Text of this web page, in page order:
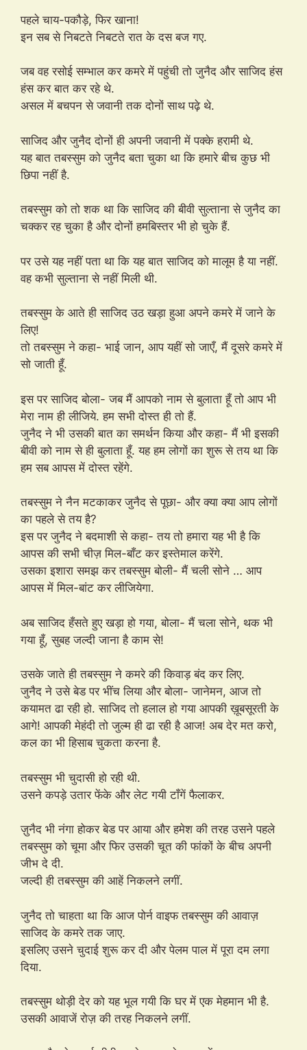
पहले चाय-पकौड़े, फिर खाना!
इन सब से निबटते निबटते रात के दस बज गए.
जब वह रसोई सम्भाल कर कमरे में पहुंची तो जुनैद और साजिद हंस
हंस कर बात कर रहे थे.
असल में बचपन से जवानी तक दोनों साथ पढ़े थे.
साजिद और जुनैद दोनों ही अपनी जवानी में पक्के हरामी थे.
यह बात तबस्सुम को जुनैद बता चुका था कि हमारे बीच कुछ भी
छिपा नहीं है.
तबस्सुम को तो शक था कि साजिद की बीवी सुल्ताना से जुनैद का
चक्कर रह चुका है और दोनों हमबिस्तर भी हो चुके हैं.
पर उसे यह नहीं पता था कि यह बात साजिद को मालूम है या नहीं.
वह कभी सुल्ताना से नहीं मिली थी.
तबस्सुम के आते ही साजिद उठ खड़ा हुआ अपने कमरे में जाने के
लिए!
तो तबस्सुम ने कहा- भाई जान, आप यहीं सो जाएँ, मैं दूसरे कमरे में
सो जाती हूँ.
इस पर साजिद बोला- जब मैं आपको नाम से बुलाता हूँ तो आप भी
मेरा नाम ही लीजिये. हम सभी दोस्त ही तो हैं.
जुनैद ने भी उसकी बात का समर्थन किया और कहा- मैं भी इसकी
बीवी को नाम से ही बुलाता हूँ. यह हम लोगों का शुरू से तय था कि
हम सब आपस में दोस्त रहेंगे.
तबस्सुम ने नैन मटकाकर जुनैद से पूछा- और क्या क्या आप लोगों
का पहले से तय है?
इस पर जुनैद ने बदमाशी से कहा- तय तो हमारा यह भी है कि
आपस की सभी चीज़ मिल-बाँट कर इस्तेमाल करेंगे.
उसका इशारा समझ कर तबस्सुम बोली- मैं चली सोने … आप
आपस में मिल-बांट कर लीजियेगा.
अब साजिद हँसते हुए खड़ा हो गया, बोला- मैं चला सोने, थक भी
गया हूँ, सुबह जल्दी जाना है काम से!
उसके जाते ही तबस्सुम ने कमरे की किवाड़ बंद कर लिए.
जुनैद ने उसे बेड पर भींच लिया और बोला- जानेमन, आज तो
कयामत ढा रही हो. साजिद तो हलाल हो गया आपकी ख़ूबसूरती के
आगे! आपकी मेहंदी तो जुल्म ही ढा रही है आज! अब देर मत करो,
कल का भी हिसाब चुकता करना है.
तबस्सुम भी चुदासी हो रही थी.
उसने कपड़े उतार फेंके और लेट गयी टाँगें फैलाकर.
ज़ुनैद भी नंगा होकर बेड पर आया और हमेश की तरह उसने पहले
तबस्सुम को चूमा और फिर उसकी चूत की फांकों के बीच अपनी
जीभ दे दी.
जल्दी ही तबस्सुम की आहें निकलने लगीं.
जुनैद तो चाहता था कि आज पोर्न वाइफ तबस्सुम की आवाज़
साजिद के कमरे तक जाए.
इसलिए उसने चुदाई शुरू कर दी और पेलम पाल में पूरा दम लगा
दिया.
तबस्सुम थोड़ी देर को यह भूल गयी कि घर में एक मेहमान भी है.
उसकी आवाजें रोज़ की तरह निकलने लगीं.